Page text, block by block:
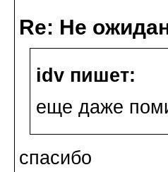
Re: Не
idv пишет:
еще даже
спасибо